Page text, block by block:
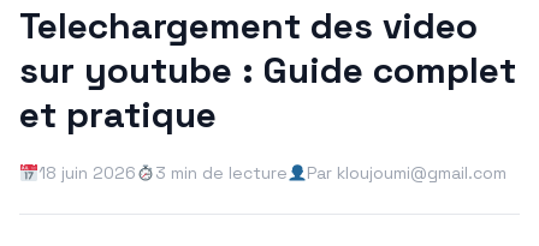
Telechargement des video
sur youtube : Guide complet
et pratique
18 juin 2026 3 min de lecture Par kloujoumi@gmail.com